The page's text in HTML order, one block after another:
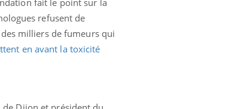
refusent de
milliers de fumeurs qui
en avant la toxicité